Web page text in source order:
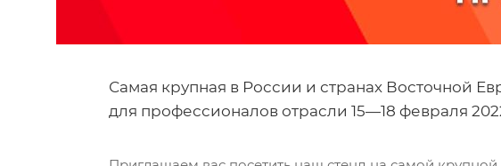
Самая крупная в России и странах Восточной
для профессионалов отрасли 15—18 февраля